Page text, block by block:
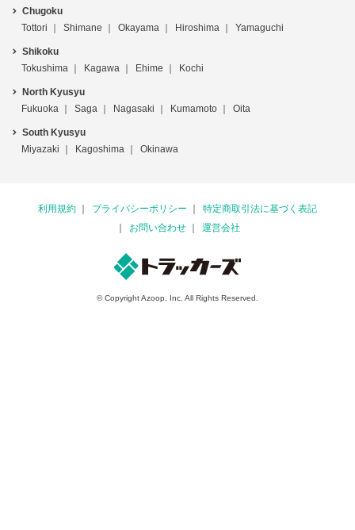
Chugoku
Tottori
Shimane Okayama Hiroshima Yamaguchi
Shikoku
Tokushima
Kagawa Ehime Kochi
North Kyusyu
Fukuoka
Saga Nagasaki Kumamoto Oita
South Kyusyu
Miyazaki
Kagoshima Okinawa
利用規約 プライバシーポリシー
特定商取引法に基づく表記
お問い合わせ
運営会社
© Copyright Azoop, Inc. All Rights Reserved.